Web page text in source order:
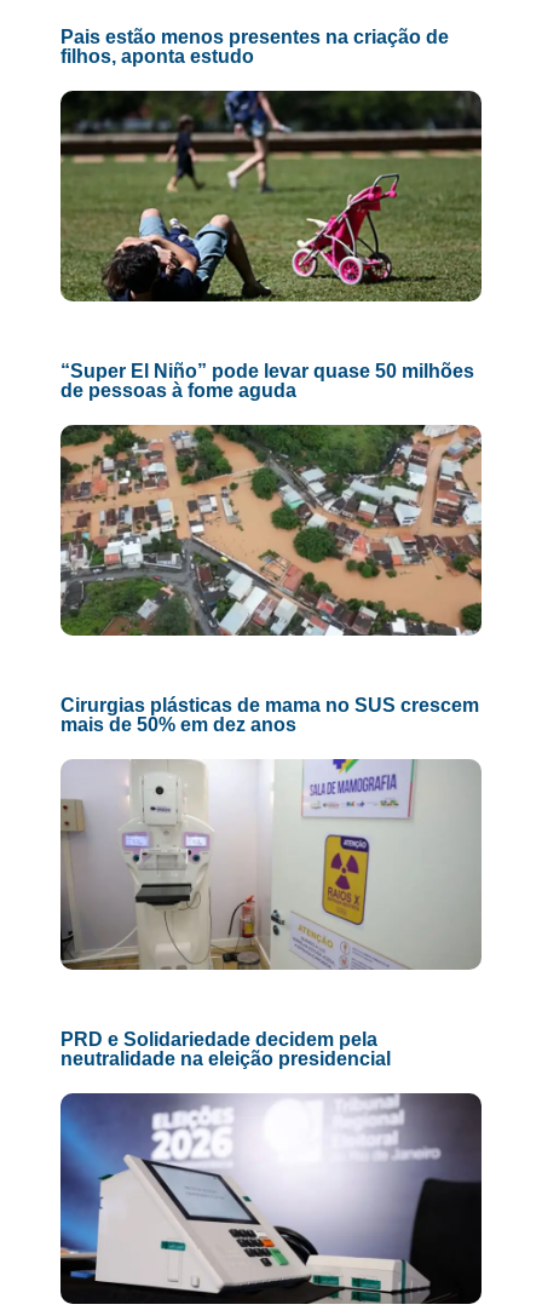
Pais estão menos presentes na criação de
filhos, aponta estudo
“Super El Niño” pode levar quase 50 milhões
de pessoas à fome aguda
Cirurgias plásticas de mama no SUS crescem
mais de 50% em dez anos
PRD e Solidariedade decidem pela
neutralidade na eleição presidencial